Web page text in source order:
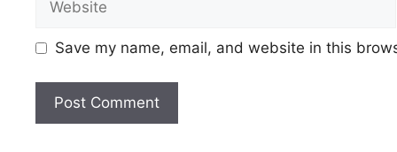
Save my name, email, and website in this